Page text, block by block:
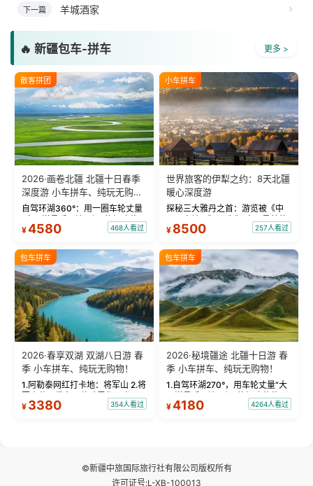
下一篇 羊城酒家
🔥 新疆包车-拼车 更多 >
散客拼团
2026·画卷北疆 北疆十日春季
深度游 小车拼车、纯玩无购
物！
自驾环湖360°：用一圈车轮丈量
“大西洋最后一滴眼泪”的极致蔚
蓝。 赛湖旅拍：甄选多款风格服
绝美瞬间。 赛湖坦克300跟车视
频：专业摄影师...
¥4580 468人看过
小车拼车
世界旅客的伊犁之约：8天北疆
暖心深度游
探秘三大雅丹之首：游览被《中
国国家地理》评选为“中国最美的
三大雅丹”第一名的克拉玛依魔鬼
瓦人最大村落——禾木村，欣赏
晨雾与小木...
¥ 8500 257人看过
包车拼车
2026·春享双湖 双湖八日游 春
季 小车拼车、纯玩无购物！
1.阿勒泰网红打卡地：将军山 2.将
军山落日缆车，体验雪都风光 3.
将军山，夕阳派对，蹦迪party 4.
¥ 3380 354人看过
包车拼车
2026·秘境疆途 北疆十日游 春
季 小车拼车、纯玩无购物！
1.自驾环湖270°，用车轮丈量“大
西洋最后一滴眼泪”的极致蔚蓝，
让雪山、花海与深邃湖水在转弯
¥4180 4264人看过
©新疆中旅国际旅行社有限公司版权所有
许可证号:L-XB-100013